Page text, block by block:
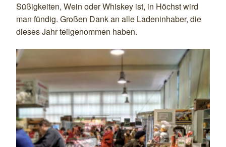
Süßigkeiten, Wein oder Whiskey ist, in Höchst wird
man fündig. Großen Dank an alle Ladeninhaber, die
dieses Jahr teilgenommen haben.